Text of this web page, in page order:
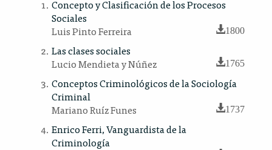
Concepto y Clasificación de los Procesos
Sociales
Luis Pinto Ferreira
1800
Las clases sociales
Lucio Mendieta y Núñez
1765
Conceptos Criminológicos de la Sociología
Criminal
Mariano Ruíz Funes
1737
Enrico Ferri, Vanguardista de la
Criminología